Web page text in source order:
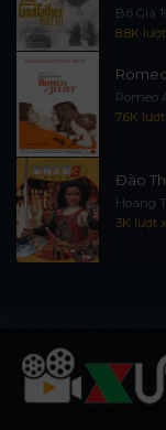
Bố Già
8.8K
Romeo
7.6K
Đào
Hoàng
3K lượt